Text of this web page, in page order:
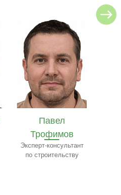
Павел
Трофимов
Эксперт-консультант
по строительству